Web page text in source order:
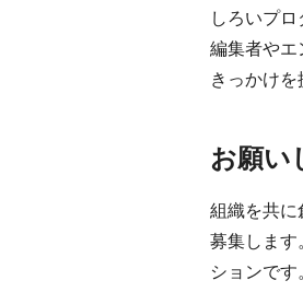
しろいプ
編集者やエ
きっかけを
お願い
組織を共に
募集します
ションです